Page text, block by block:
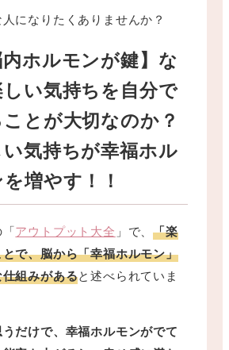
になりたくありませんか？
内ホルモンが鍵】な
い気持ちを自分で
とが大切なのか？
気持ちが幸福ホル
増やす ！ ！
アウトプット大全 」で、「楽
で、脳から「幸福ホルモン」
組みがあると述べられていま
うだけで、幸福ホルモンがでて